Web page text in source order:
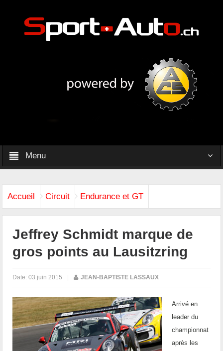
Menu
Accueil Circuit Endurance et GT
Jeffrey Schmidt marque de
gros points au Lausitzring
Date:03 juin 2015 | JEAN-BAPTISTE LASSAUX
Arrivé en
leader du
championnat
après les